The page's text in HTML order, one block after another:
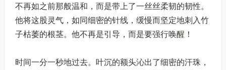
不再如之前那般温和，而是带上了一丝丝柔韧的韧性。
他将这股灵气，如同细密的针线，缓慢而坚定地刺入竹
子枯萎的根茎。他不再是引导，而是要强行唤醒！
时间一分一秒地过去。叶沉的额头沁出了细密的汗珠，